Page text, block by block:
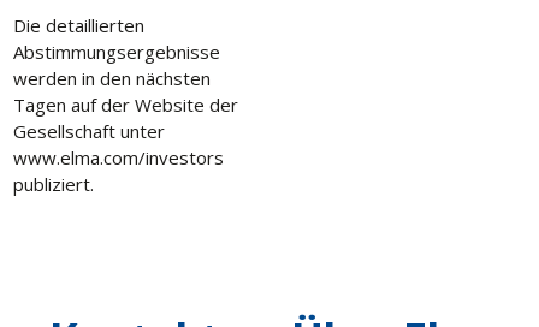
Die detaillierten
Abstimmungsergebnisse
werden in den nächsten
Tagen auf der Website der
Gesellschaft unter
www.elma.com/investors
publiziert.